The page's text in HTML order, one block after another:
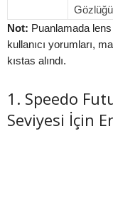
Gözlüğü
Not: Puanlamada
kullanıcı yorumları,
kıstas alındı.
1. Speedo
Seviyesi İçin